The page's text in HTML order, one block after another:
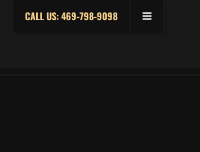
CALL US: 469-798-9098